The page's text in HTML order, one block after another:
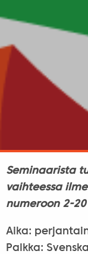
Seminaarista
vaihteessa
numeroon 2-
Aika:
Paikka: